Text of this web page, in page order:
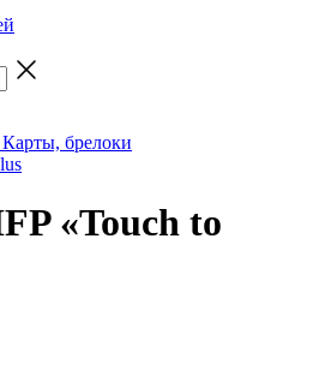
брелоки
«Touch to